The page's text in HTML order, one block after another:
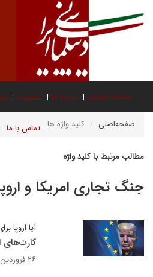
صفحه نخست درباره ما عضویت
تماس با ما صفحه‌اصلی کلید واژه ها
مطالب مرتبط با کلید واژه
جنگ تجاری امریکا و
آیا اروپا
کارت‌های
۲۶ فروردین ۱۴۰۴